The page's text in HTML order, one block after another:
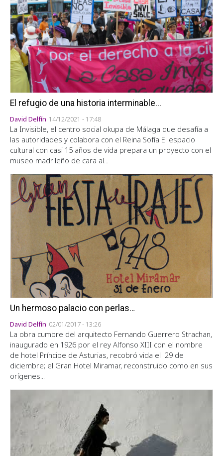
El refugio de una historia interminable...
David Delfín 14/12/2021 - 17:48
La Invisible, el centro social okupa de Málaga que desafía a
las autoridades y colabora con el Reina Sofía El espacio
cultural con casi 15 años de vida prepara un proyecto con el
museo madrileño de cara al...
Un hermoso palacio con perlas…
David Delfín 02/01/2017 - 13:26
La obra cumbre del arquitecto Fernando Guerrero Strachan,
inaugurado en 1926 por el rey Alfonso XIII con el nombre
de hotel Príncipe de Asturias, recobró vida el 29 de
diciembre; el Gran Hotel Miramar, reconstruido como en sus
orígenes...